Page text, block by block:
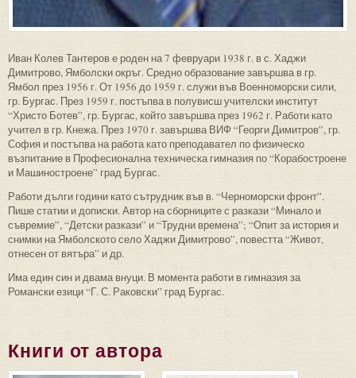
Иван Колев Тантеров е роден на 7 февруари 1938 г. в с. Хаджи
Димитрово, Ямболски окръг. Средно образование завършва в гр.
Ямбол през 1956 г. От 1956 до 1959 г. служи във Военноморски сили,
гр. Бургас. През 1959 г. постъпва в полувисш учителски институт
“Христо Ботев”, гр. Бургас, който завършва през 1962 г. Работи като
учител в гр. Кнежа. През 1970 г. завършва ВИФ “Георги Димитров”, гр.
София и постъпва на работа като преподавател по физическо
възпитание в Професионална техническа гимназия по “Корабостроене
и Машиностроене” град Бургас.
Работи дълги години като сътрудник във в. “Черноморски фронт”.
Пише статии и дописки. Автор на сборниците с разкази “Минало и
съвремие”, “Детски разкази” и “Трудни времена”; “Опит за история и
снимки на Ямболското село Хаджи Димитрово”, повестта “Живот,
отнесен от вятъра” и др.
Има един син и двама внуци. В момента работи в гимназия за
Романски езици “Г. С. Раковски” град Бургас.
Книги от автора